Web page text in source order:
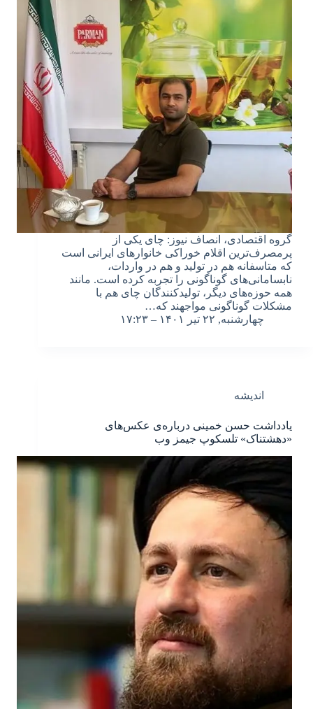
گروه اقتصادی، انصاف نیوز: چای یکی از
پرمصرف‌ترین اقلام خوراکی خانوارهای ایرانی است
که متاسفانه هم در تولید و هم در واردات،
نابسامانی‌های گوناگونی را تجربه کرده است. مانند
همه حوزه‌های دیگر، تولیدکنندگان چای هم با
مشکلات گوناگونی مواجهند که…
چهارشنبه, ۲۲ تیر ۱۴۰۱ – ۱۷:۲۳
اندیشه
یادداشت حسن خمینی درباره‌ی عکس‌های
«دهشتناک» تلسکوپ جیمز وب